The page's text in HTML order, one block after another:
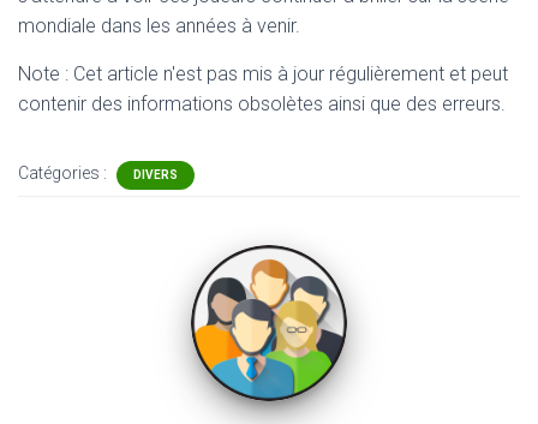
mondiale dans les années à venir.
Note : Cet article n'est pas mis à jour régulièrement et peut
contenir des informations obsolètes ainsi que des erreurs.
Catégories : DIVERS